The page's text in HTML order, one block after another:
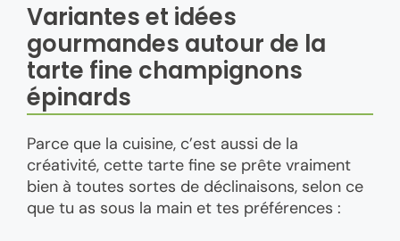
Variantes et idées
gourmandes autour de la
tarte fine champignons
épinards
Parce que la cuisine, c’est aussi de la
créativité, cette tarte fine se prête vraiment
bien à toutes sortes de déclinaisons, selon ce
que tu as sous la main et tes préférences :